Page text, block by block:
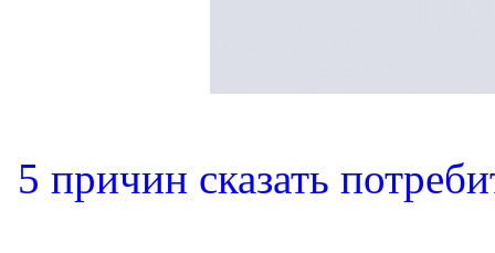
5 причин сказать